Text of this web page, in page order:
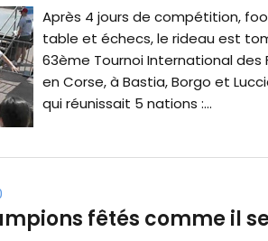
Après 4 jours de compétition,
table et échecs, le rideau est
63ème Tournoi International des
en Corse, à Bastia, Borgo et
qui réunissait 5 nations :...
fêtés comme il